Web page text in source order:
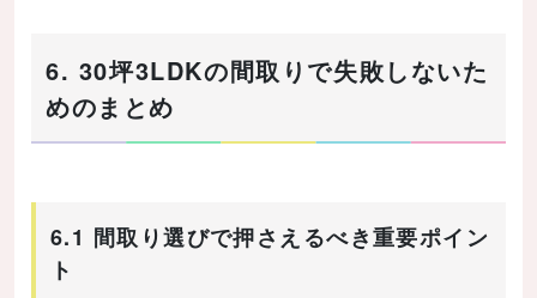
6. 30坪3LDKの間取りで失敗しないた
めのまとめ
6.1 間取り選びで押さえるべき重要ポイン
ト